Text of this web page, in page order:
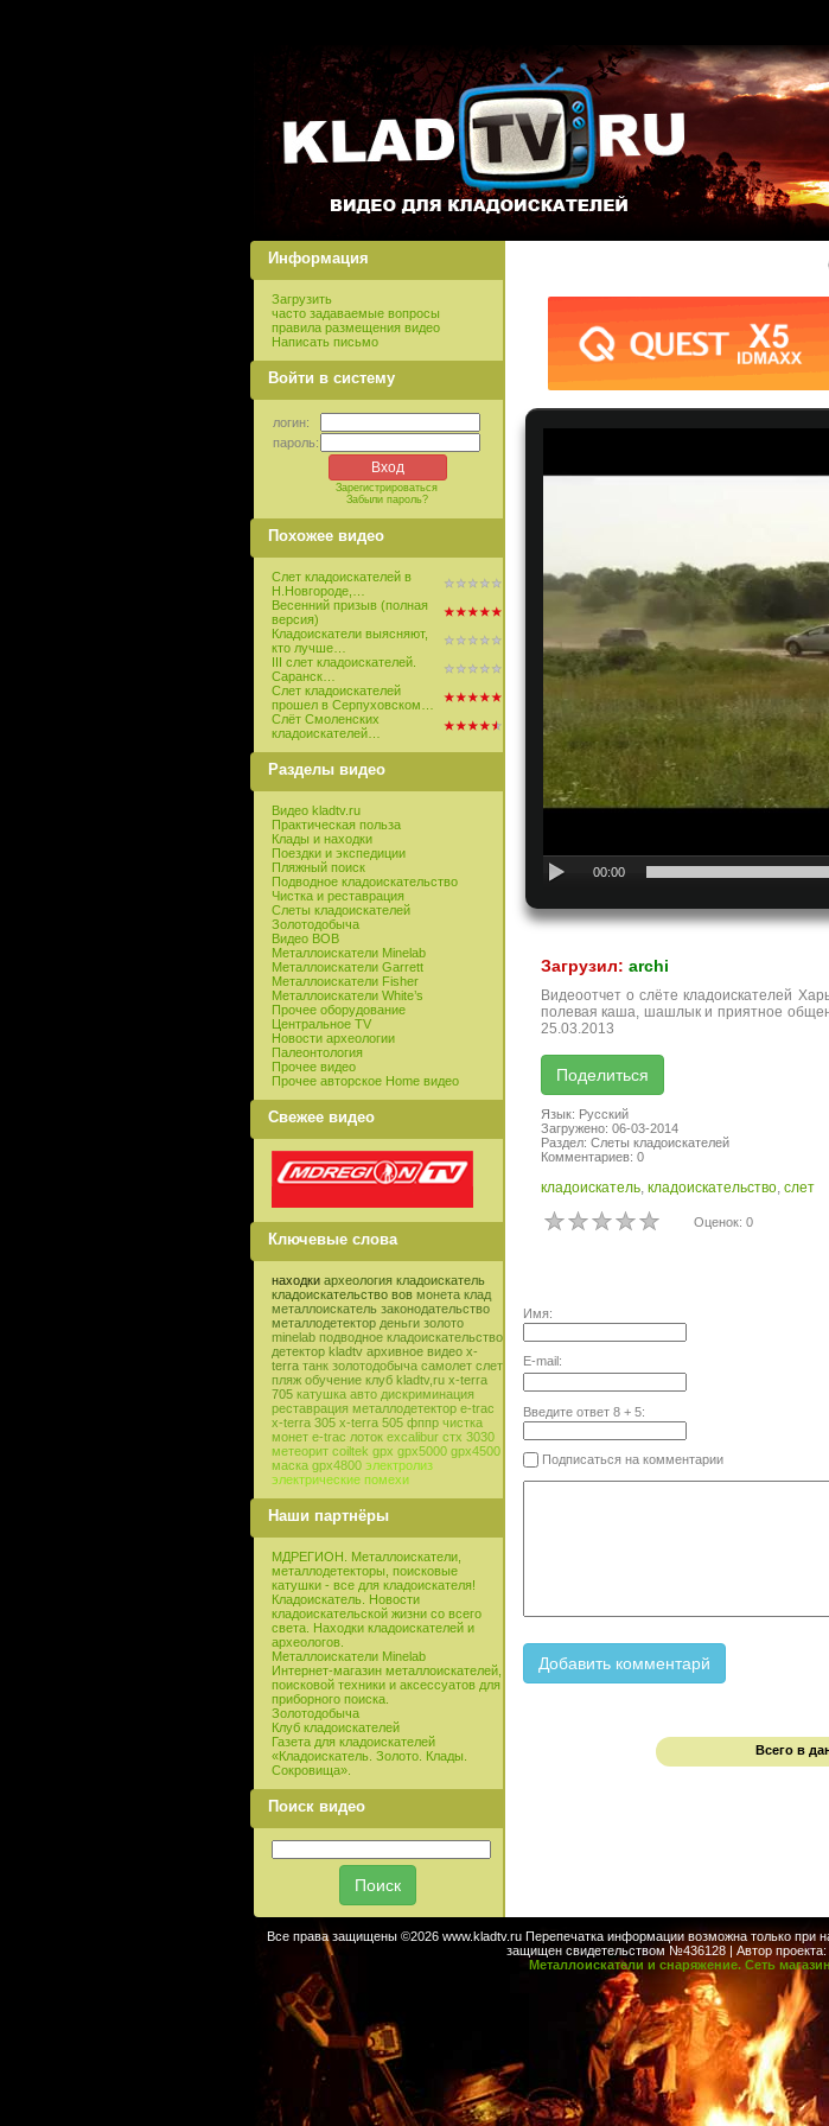
Информация
Загрузить
часто задаваемые вопросы
правила размещения видео
Написать письмо
Войти в систему
логин:
пароль:
Зарегистрироваться
Забыли пароль?
Похожее видео
Слет кладоискателей в
Н.Новгороде,…
Весенний призыв (полная
версия)
Кладоискатели выясняют,
кто лучше…
III слет кладоискателей.
Саранск…
Слет кладоискателей
прошел в Серпуховском…
Слёт Смоленских
кладоискателей…
Разделы видео
Видео kladtv.ru
Практическая польза
Клады и находки
Поездки и экспедиции
Пляжный поиск
Подводное кладоискательство
Чистка и реставрация
Слеты кладоискателей
Золотодобыча
Видео ВОВ
Металлоискатели Minelab
Металлоискатели Garrett
Металлоискатели Fisher
Металлоискатели White’s
Прочее оборудование
Центральное TV
Новости археологии
Палеонтология
Прочее видео
Прочее авторское Home видео
Свежее видео
Ключевые слова
находки археология кладоискатель
кладоискательство вов монета клад
металлоискатель законодательство
металлодетектор деньги золото
minelab подводное кладоискательство
детектор kladtv архивное видео x-
terra танк золотодобыча самолет слет
пляж обучение клуб kladtv,ru x-terra
705 катушка авто дискриминация
реставрация металлодетектор e-trac
x-terra 305 x-terra 505 фппр чистка
монет e-trac лоток excalibur стх 3030
метеорит coiltek gpx gpx5000 gpx4500
маска gpx4800 электролиз
электрические помехи
Наши партнёры
МДРЕГИОН. Металлоискатели,
металлодетекторы, поисковые
катушки - все для кладоискателя!
Кладоискатель. Новости
кладоискательской жизни со всего
света. Находки кладоискателей и
археологов.
Металлоискатели Minelab
Интернет-магазин металлоискателей,
поисковой техники и аксессуатов для
приборного поиска.
Золотодобыча
Клуб кладоискателей
Газета для кладоискателей
«Кладоискатель. Золото. Клады.
Сокровища».
Поиск видео
00:00
Загрузил: archi
Видеоотчет о слёте кладоискателей
полевая каша, шашлык и приятное
25.03.2013
Язык: Русский
Загружено: 06-03-2014
Раздел: Слеты кладоискателей
Комментариев: 0
кладоискатель, кладоискательство, слет
Оценок: 0
Имя:
E-mail:
Введите ответ 8+ 5:
Подписаться на комментарии
Всего в
Все права защищены ©2026 www.kladtv.ru Перепечатка информации возможна только при
защищен свидетельством №436128 | Автор
Металлоискатели и снаряжение. Сеть